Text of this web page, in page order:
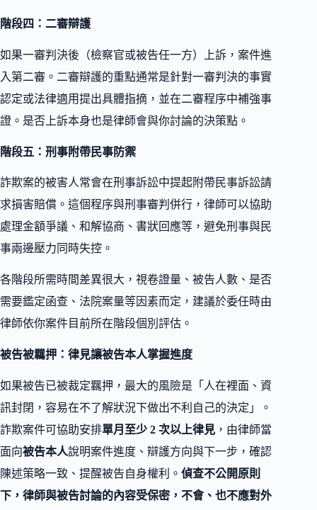
階段四：二審辯護
如果一審判決後（檢察官或被告任一方）上訴，案件進
入第二審。二審辯護的重點通常是針對一審判決的事實
認定或法律適用提出具體指摘，並在二審程序中補強事
證。是否上訴本身也是律師會與你討論的決策點。
階段五：刑事附帶民事防禦
詐欺案的被害人常會在刑事訴訟中提起附帶民事訴訟請
求損害賠償。這個程序與刑事審判併行，律師可以協助
處理金額爭議、和解協商、書狀回應等，避免刑事與民
事兩邊壓力同時失控。
各階段所需時間差異很大，視卷證量、被告人數、是否
需要鑑定函查、法院案量等因素而定，建議於委任時由
律師依你案件目前所在階段個別評估。
被告被羈押：律見讓被告本人掌握進度
如果被告已被裁定羈押，最大的風險是「人在裡面、資
訊封閉，容易在不了解狀況下做出不利自己的決定」。
詐欺案件可協助安排單月至少 2 次以上律見 ，由律師當
面向被告本人說明案件進度、辯護方向與下一步，確認
陳述策略一致、提醒被告自身權利。 偵查不公開原則
下，律師與被告討論的內容受保密，不會、也不應對外